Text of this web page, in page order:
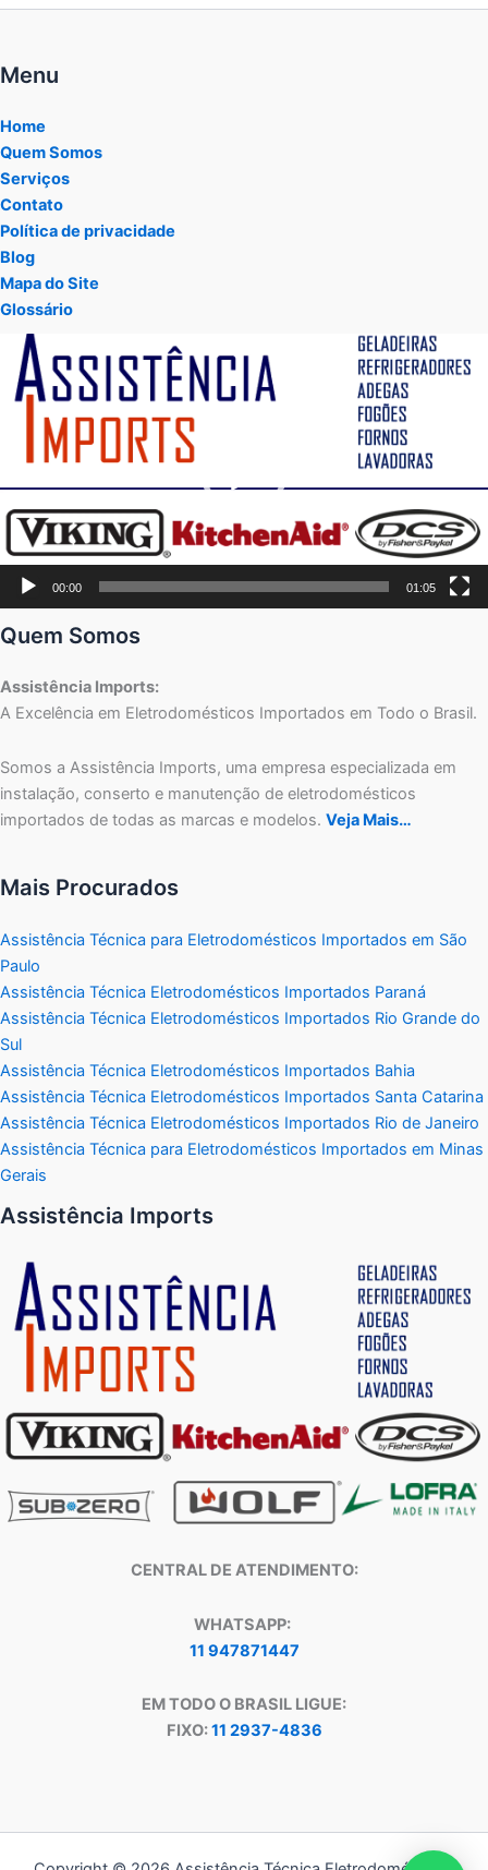
Menu
Home
Quem Somos
Serviços
Contato
Política de privacidade
Blog
Mapa do Site
Glossário
Tocador
vídeo
00:00 01:05
Quem Somos
Assistência Imports:
A Excelência em Eletrodomésticos Importados em Todo o Brasil.
Somos a Assistência Imports, uma empresa especializada em
instalação, conserto e manutenção de eletrodomésticos
importados de todas as marcas e modelos. Veja Mais…
Mais Procurados
Assistência Técnica para Eletrodomésticos Importados em São
Paulo
Assistência Técnica Eletrodomésticos Importados Paraná
Assistência Técnica Eletrodomésticos Importados Rio Grande do
Sul
Assistência Técnica Eletrodomésticos Importados Bahia
Assistência Técnica Eletrodomésticos Importados Santa Catarina
Assistência Técnica Eletrodomésticos Importados Rio de Janeiro
Assistência Técnica para Eletrodomésticos Importados em Minas
Gerais
Assistência Imports
CENTRAL DE ATENDIMENTO:
WHATSAPP:
11 947871447
EM TODO O BRASIL LIGUE:
FIXO:11 2937-4836